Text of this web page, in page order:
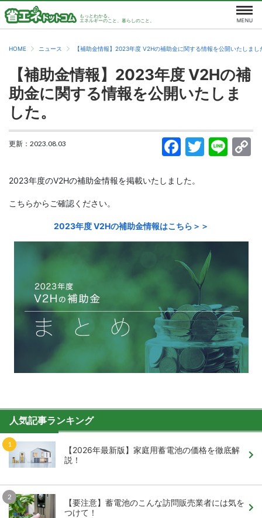
もっとわかる。
エネルギーのこと、暮らしのこと。
HOME ニュース 【補助金情報】2023年度 V2Hの補助金に関する情報を公開いたしまし
【補助金情報】2023年度 V2Hの補
助金に関する情報を公開いたしま
した。
更新： 2023.08.03
2023年度のV2Hの補助金情報を掲載いたしました。
こちらからご確認ください。
2023年度 V2Hの補助金情報はこちら＞＞
人気記事ランキング
【2026年最新版】家庭用蓄電池の価格を徹底解
説！
【要注意】蓄電池のこんな訪問販売業者には気を
つけて！